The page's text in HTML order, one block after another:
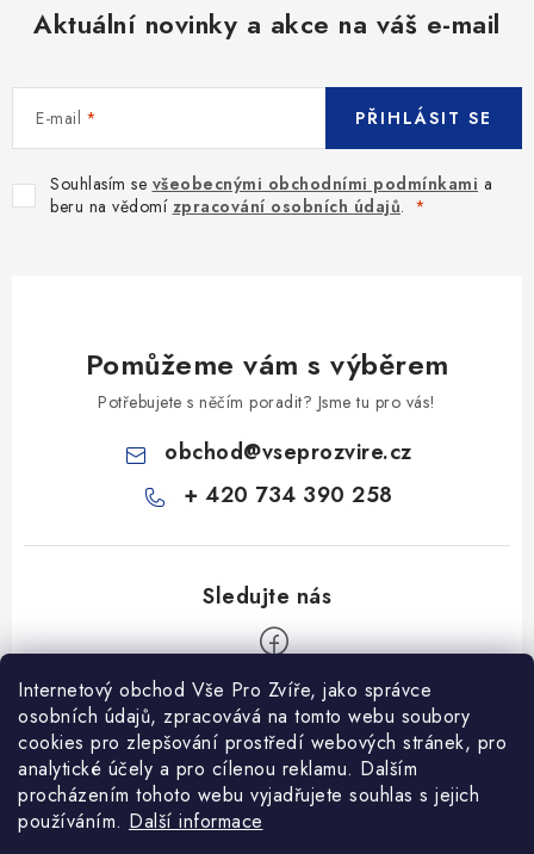
Internetový obchod Vše Pro Zvíře, jako správce
osobních údajů, zpracovává na tomto webu soubory
cookies pro zlepšování prostředí webových stránek, pro
analytické účely a pro cílenou reklamu. Dalším
procházením tohoto webu vyjadřujete souhlas s jejich
používáním. Další informace
Aktuální novinky a akce na váš e-mail
E-mail
Souhlasím se všeobecnými obchodními podmínkami a
beru na vědomí zpracování osobních údajů.
PŘIHLÁSIT SE
Pomůžeme vám s výběrem
Potřebujete s něčím poradit? Jsme tu pro vás!
obchod@vseprozvire.cz
+ 420 734 390 258
Informace pro Vás
Ceník dopravy